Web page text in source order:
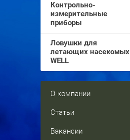
Контрольно-
измерительные
приборы
Ловушки для
летающих насекомых
WELL
О компании
Статьи
Вакансии